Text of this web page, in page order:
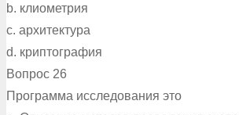
b. клиометрия
c. архитектура
d. криптография
Вопрос 26
Программа исследования это